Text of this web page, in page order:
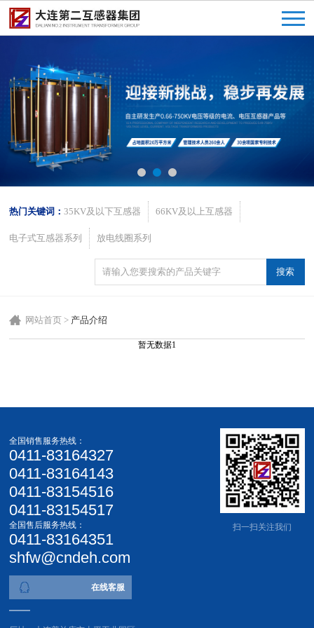
热门关键词：35KV及以下互感器 66KV及以上互感器
电子式互感器系列 放电线圈系列
网站首页 > 产品介绍
暂无数据1
扫一扫关注我们
全国销售服务热线：
0411-83164327
0411-83164143
0411-83154516
0411-83154517
全国售后服务热线：
0411-83164351
shfw@cndeh.com
在线客服